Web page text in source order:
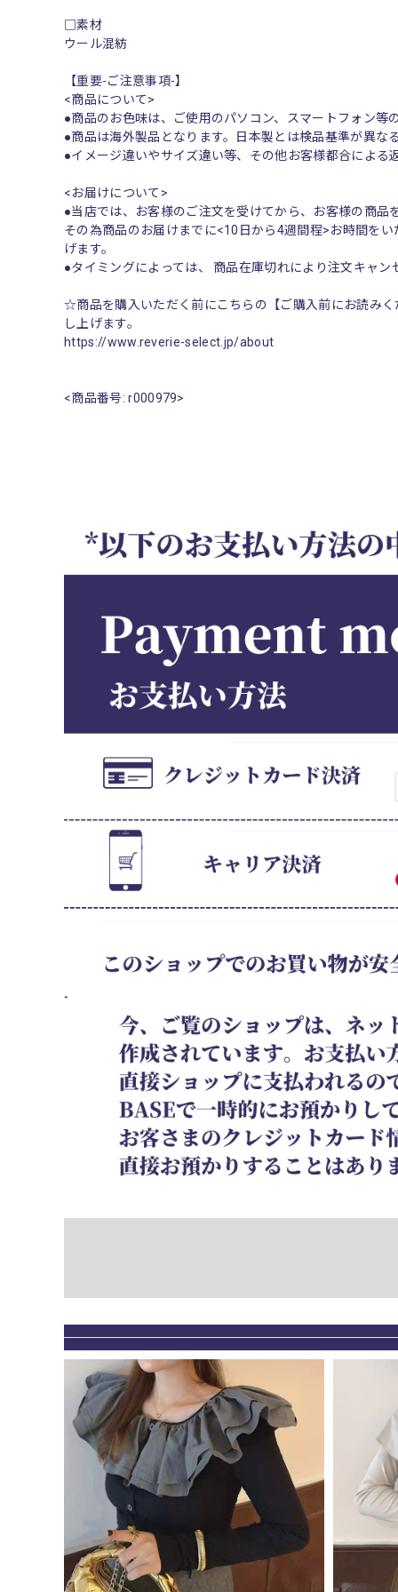
□素材
ウール混紡
【重要-ご注意事項-】
<商品について>
●商品のお色味は、ご使用のパソコン、スマートフォン
●商品は海外製品となります。日本製とは検品基準が異
●イメージ違いやサイズ違い等、その他お客様都合によ
<お届けについて>
●当店では、お客様のご注文を受けてから、お客様の商品
その為商品のお届けまでに<10日から4週間程>お時間を
げます。
●タイミングによっては、 商品在庫切れにより注文キャ
☆商品を購入いただく前にこちらの【ご購入前にお読み
し上げます。
https://www.reverie-select.jp/about
<商品番号: r000979>